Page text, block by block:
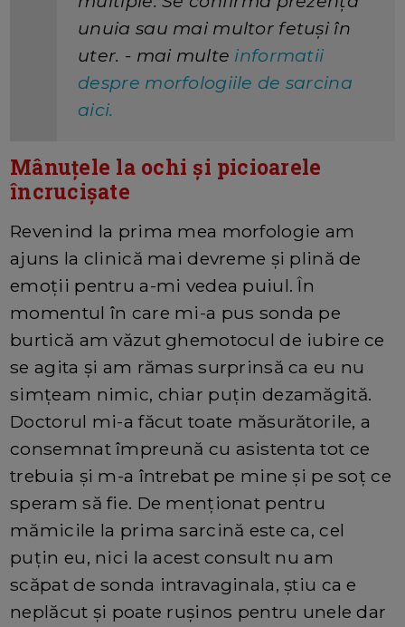
unuia sau mai multor fetuși în
uter. - mai multe informatii
despre morfologiile de sarcina
aici.
Mânuțele la ochi și picioarele
încrucișate
Revenind la prima mea morfologie am
ajuns la clinică mai devreme și plină de
emoții pentru a-mi vedea puiul. În
momentul în care mi-a pus sonda pe
burtică am văzut ghemotocul de iubire ce
se agita și am rămas surprinsă ca eu nu
simțeam nimic, chiar puțin dezamăgită.
Doctorul mi-a făcut toate măsurătorile, a
consemnat împreună cu asistenta tot ce
trebuia și m-a întrebat pe mine și pe soț ce
speram să fie. De menționat pentru
mămicile la prima sarcină este ca, cel
puțin eu, nici la acest consult nu am
scăpat de sonda intravaginala, știu ca e
neplăcut și poate rușinos pentru unele dar